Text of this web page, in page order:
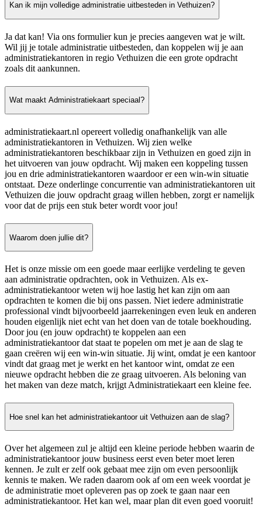
Kan ik mijn volledige administratie uitbesteden in Vethuizen?
Ja dat kan! Via ons formulier kun je precies aangeven wat je wilt.
Wil jij je totale administratie uitbesteden, dan koppelen wij je aan
administratiekantoren in regio Vethuizen die een grote opdracht
zoals dit aankunnen.
Wat maakt Administratiekaart speciaal?
administratiekaart.nl opereert volledig onafhankelijk van alle
administratiekantoren in Vethuizen. Wij zien welke
administratiekantoren beschikbaar zijn in Vethuizen en goed zijn in
het uitvoeren van jouw opdracht. Wij maken een koppeling tussen
jou en drie administratiekantoren waardoor er een win-win situatie
ontstaat. Deze onderlinge concurrentie van administratiekantoren uit
Vethuizen die jouw opdracht graag willen hebben, zorgt er namelijk
voor dat de prijs een stuk beter wordt voor jou!
Waarom doen jullie dit?
Het is onze missie om een goede maar eerlijke verdeling te geven
aan administratie opdrachten, ook in Vethuizen. Als ex-
administratiekantoor weten wij hoe lastig het kan zijn om aan
opdrachten te komen die bij ons passen. Niet iedere administratie
professional vindt bijvoorbeeld jaarrekeningen even leuk en anderen
houden eigenlijk niet echt van het doen van de totale boekhouding.
Door jou (en jouw opdracht) te koppelen aan een
administratiekantoor dat staat te popelen om met je aan de slag te
gaan creëren wij een win-win situatie. Jij wint, omdat je een kantoor
vindt dat graag met je werkt en het kantoor wint, omdat ze een
nieuwe opdracht hebben die ze graag uitvoeren. Als beloning van
het maken van deze match, krijgt Administratiekaart een kleine fee.
Hoe snel kan het administratiekantoor uit Vethuizen aan de slag?
Over het algemeen zul je altijd een kleine periode hebben waarin de
administratiekantoor jouw business eerst even beter moet leren
kennen. Je zult er zelf ook gebaat mee zijn om even persoonlijk
kennis te maken. We raden daarom ook af om een week voordat je
de administratie moet opleveren pas op zoek te gaan naar een
administratiekantoor. Het kan wel, maar plan dit even goed vooruit!